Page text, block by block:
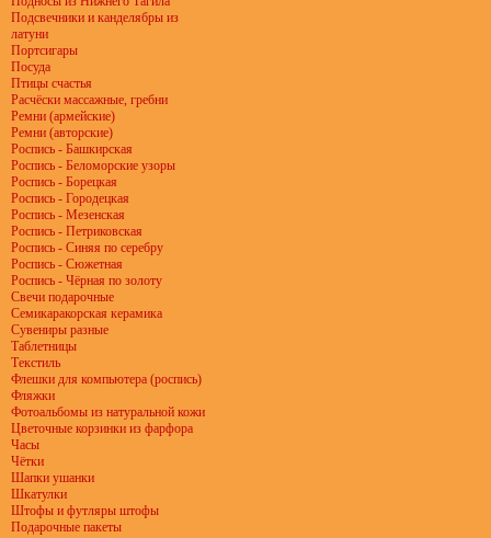
Подсвечники и канделябры из
латуни
Портсигары
Посуда
Птицы счастья
Расчёски массажные, гребни
Ремни (армейские)
Ремни (авторские)
Роспись - Башкирская
Роспись - Беломорские узоры
Роспись - Борецкая
Роспись - Городецкая
Роспись - Мезенская
Роспись - Петриковская
Роспись - Синяя по серебру
Роспись - Сюжетная
Роспись - Чёрная по золоту
Свечи подарочные
Семикаракорская керамика
Сувениры разные
Таблетницы
Текстиль
Флешки для компьютера (роспись)
Фляжки
Фотоальбомы из натуральной кожи
Цветочные корзинки из фарфора
Часы
Чётки
Шапки ушанки
Шкатулки
Штофы и футляры штофы
Подарочные пакеты